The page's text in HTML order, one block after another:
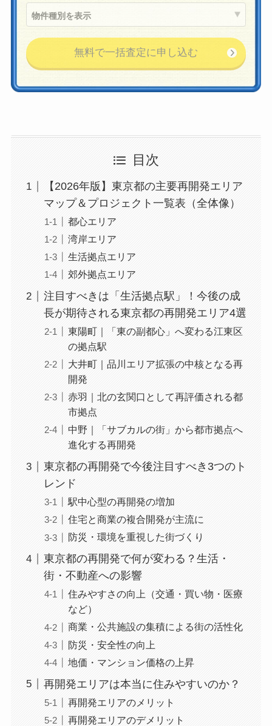
目次
【2026年版】東京都の主要再開発エリア
マップ＆プロジェクト一覧表（全体像）
都心エリア
湾岸エリア
生活拠点エリア
郊外拠点エリア
注目すべきは「生活拠点駅」！今後の成
長が期待される東京都の再開発エリア4選
東陽町｜「東の副都心」へ変わる江東区
の拠点駅
大井町｜品川エリア拡張の中核となる再
開発
赤羽｜北の玄関口として再評価される都
市拠点
中野｜「サブカルの街」から都市拠点へ
進化する再開発
東京都の再開発で今後注目すべき3つのト
レンド
駅中心型の再開発の増加
住宅と商業の複合開発が主流に
防災・環境を重視した街づくり
東京都の再開発で何が変わる？生活・
街・不動産への影響
住みやすさの向上（交通・買い物・医療
など）
商業・公共施設の集積による街の活性化
防災・安全性の向上
地価・マンション価格の上昇
再開発エリアは本当に住みやすいのか？
再開発エリアのメリット
再開発エリアのデメリット